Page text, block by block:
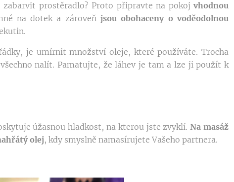
prostěradlo? Proto připravte na pokoj vhodnou
na dotek a zároveňjsou obohaceny o voděodolnou
je umírnit množství oleje, které používáte. Trocha
nalít. Pamatujte, že láhev je tam a lze ji použít k
úžasnou hladkost, na kterou jste zvyklí.Na masáž
olej, kdy smyslně namasírujete Vašeho partnera.